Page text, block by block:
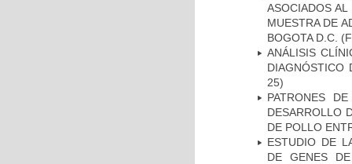
ASOCIADOS
MUESTRA DE
BOGOTA D.C.
ANÁLISIS
DIAGNÓSTICO
25)
PATRONES
DESARROLLO
DE POLLO
ESTUDIO DE
DE GENES